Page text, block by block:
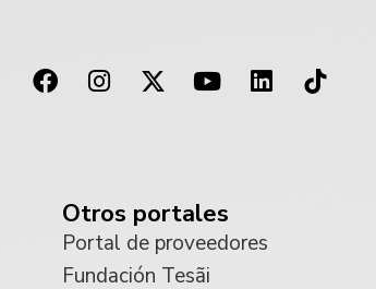
Otros portales
Portal de proveedores
Fundación Tesãi